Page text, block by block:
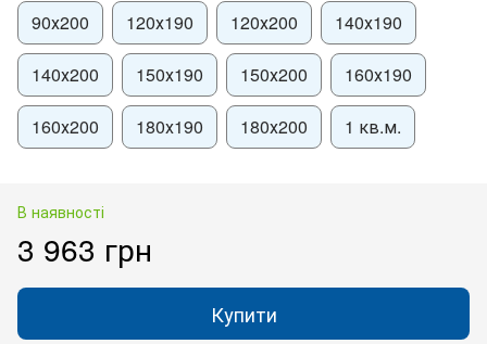
90х200 120х190 120х200 140х190
140х200 150х190 150х200 160х190
160х200 180х190 180х200 1 кв.м.
В наявності
3 963 грн
Купити